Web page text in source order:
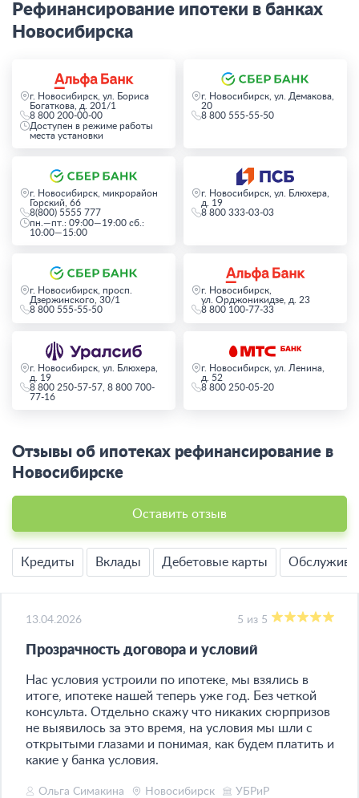
Рефинансирование ипотеки в банках
Новосибирска
г. Новосибирск, ул. Бориса
Богаткова, д. 201/1
8 800 200-00-00
Доступен в режиме работы
места установки
г. Новосибирск, ул. Демакова,
20
8 800 555-55-50
г. Новосибирск, микрорайон
Горский, 66
8(800) 5555 777
пн.—пт.: 09:00—19:00 сб.:
10:00—15:00
г. Новосибирск, ул. Блюхера,
д. 19
8 800 333-03-03
г. Новосибирск, просп.
Дзержинского, 30/1
8 800 555-55-50
г. Новосибирск,
ул. Орджоникидзе, д. 23
8 800 100-77-33
г. Новосибирск, ул. Блюхера,
д. 19
8 800 250-57-57, 8 800 700-
77-16
г. Новосибирск, ул. Ленина,
д. 52
8 800 250-05-20
Отзывы об ипотеках рефинансирование в
Новосибирске
Оставить отзыв
Кредиты Вклады Дебетовые карты
13.04.2026 5 из 5
Прозрачность договора и условий
Нас условия устроили по ипотеке, мы взялись в
итоге, ипотеке нашей теперь уже год. Без четкой
консульта. Отдельно скажу что никаких сюрпризов
не выявилось за это время, на условия мы шли с
открытыми глазами и понимая, как будем платить и
какие у банка условия.
Ольга Симакина Новосибирск УБРиР